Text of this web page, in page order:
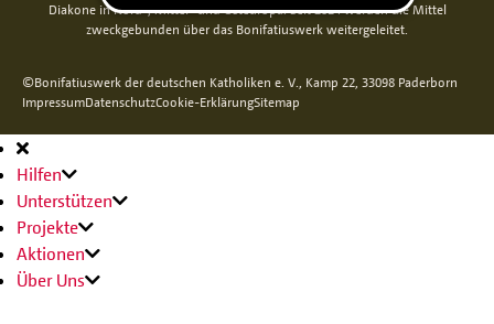
Diakone in Nord-, Mittel- und Osteuropa. Seit 2014 werden die Mittel
zweckgebunden über das Bonifatiuswerk weitergeleitet.
©Bonifatiuswerk der deutschen Katholiken e. V., Kamp 22, 33098 Paderborn
ImpressumDatenschutzCookie-ErklärungSitemap
Hauptnavigation
Hilfen
Unterstützen
Projekte
Aktionen
Über Uns